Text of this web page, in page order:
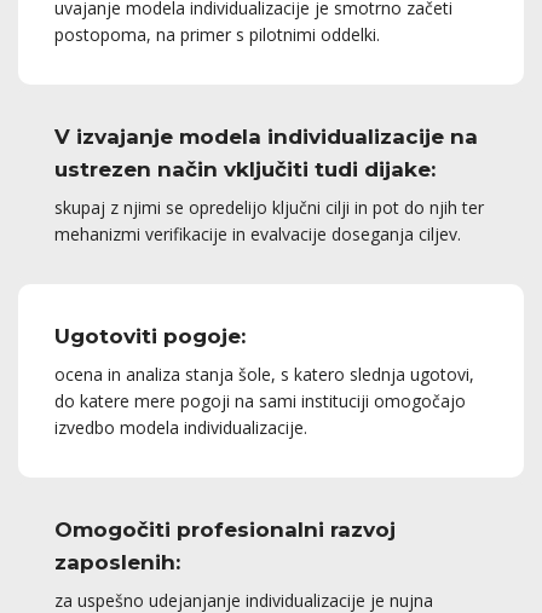
uvajanje modela individualizacije je smotrno začeti
postopoma, na primer s pilotnimi oddelki.
V izvajanje modela individualizacije na
ustrezen način vključiti tudi dijake:
skupaj z njimi se opredelijo ključni cilji in pot do njih ter
mehanizmi verifikacije in evalvacije doseganja ciljev.
Ugotoviti pogoje:
ocena in analiza stanja šole, s katero slednja ugotovi,
do katere mere pogoji na sami instituciji omogočajo
izvedbo modela individualizacije.
Omogočiti profesionalni razvoj
zaposlenih:
za uspešno udejanjanje individualizacije je nujna